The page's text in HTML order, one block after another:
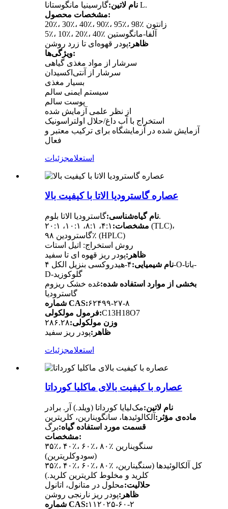
نام لاتین: گارسینیا مانگوستانا L.
مشخصات محصول:
20٪، 30٪، 40٪، 90٪، 95٪، 98٪ زانتون
5٪، 10٪، 20٪، 40٪ آلفا-مانگوستین
ظاهر:پودر قهوه‌ای تا زرد روشن
ویژگی‌ها:
سرشار از مواد مغذی گیاهی
سرشار از آنتی‌اکسیدان
بسیار مغذی
سیستم ایمنی سالم
پوست سالم
از نظر علمی آزمایش شده
استخراج با آب داغ/حلال اولتراسونیک
آزمایش شده در آزمایشگاه برای ترکیب معتبر و
فعال
استعلامجزئیات
عصاره گاسترودیا الاتا با کیفیت بالا
نام گیاه‌شناسی:گاسترودیا الاتا بلوم.
مشخصات:
۴:۱، ۸:۱، ۱۰:۱، ۲۰:۱ (TLC)،
گاسترودین ۹۸٪ (HPLC)
روش استخراج: اتیل استات
ظاهر:پودر ریز قهوه ای تا سفید
نام شیمیایی:
۴-هیدروکسی بنزیل الکل ۴-O-باتا-
D-گلوکوزید
بخشی از موارد استفاده شده:غده خشک ریزوم
گاسترودیا
شماره CAS:۶۲۴۹۹-۲۷-۸
فرمول مولکولی:C13H18O7
وزن مولکولی:۲۸۶.۲۸
ظاهر:پودر ریز سفید
استعلامجزئیات
عصاره با کیفیت بالای ماکلیا کورداتا
نام لاتین:مک‌لیایا کورداتا (ویلد.) آر. برادر
ماده‌ی مؤثر: آلکالوئیدها، سانگوینارین، کلریترین
قسمت مورد استفاده گیاه:برگ
مشخصات:
۳۵٪، ۴۰٪، ۶۰٪، ۸۰٪ سنگوینارین
(سودوکلریترین)
۳۵٪، ۴۰٪، ۶۰٪، ۸۰٪ کل آلکالوئیدها (سنگینارین،
کلرید و مخلوط کلریترین کلرید.)
حلالیت:محلول در متانول، اتانول
ظاهر:پودر ریز نارنجی روشن
شماره CAS:۱۱۲۰۲۵-۶۰-۲